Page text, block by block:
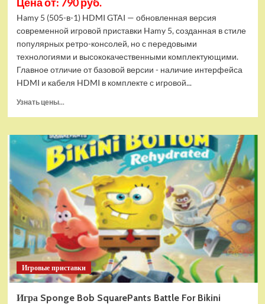
Hamy 5 (505-в-1) HDMI GTAI — обновленная версия
современной игровой приставки Hamy 5, созданная в стиле
популярных ретро-консолей, но с передовыми
технологиями и высококачественными комплектующими.
Главное отличие от базовой версии - наличие интерфейса
HDMI и кабеля HDMI в комплекте с игровой...
Узнать цены...
Игровая
приставка
Hamy
5
(505-
в-1)
HDMI
GTA
Игровые приставки
Игра Sponge Bob SquarePants Battle For Bikini